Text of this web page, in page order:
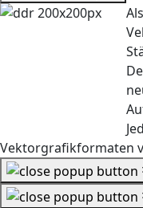
Vektorgrafikformaten